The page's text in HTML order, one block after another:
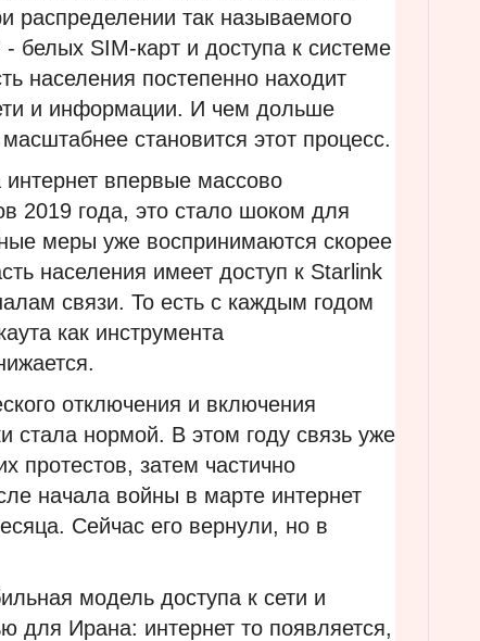
распределении так называемого
- белых SIM-карт и доступа к системе
населения постепенно находит
и информации. И чем дольше
становится этот процесс.
интернет впервые массово
2019 года, это стало шоком для
меры уже воспринимаются скорее
населения имеет доступ к Starlink
связи. То есть с каждым годом
как инструмента
отключения и включения
стала нормой. В этом году связь уже
протестов, затем частично
начала войны в марте интернет
Сейчас его вернули, но в
модель доступа к сети и
для Ирана: интернет то появляется,